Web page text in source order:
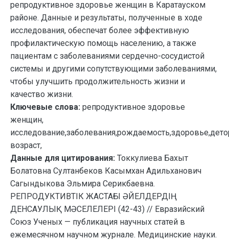
репродуктивное здоровье женщин в Каратауском
районе. Данные и результаты, полученные в ходе
исследования, обеспечат более эффективную
профилактическую помощь населению, а также
пациентам с заболеваниями сердечно-сосудистой
системы и другими сопутствующими заболеваниями,
чтобы улучшить продолжительность жизни и
качество жизни.
Ключевые слова: репродуктивное здоровье
женщин,
возраст,
Данные для цитирования: Токкулиева Бахыт
Болатовна Султанбеков Касымхан Адильханович
Сагындыкова Эльмира Серикбаевна.
РЕПРОДУКТИВТІК ЖАСТАҒЫ ӘЙЕЛДЕРДІҢ
ДЕНСАУЛЫҚ МӘСЕЛЕЛЕРІ (42-43) // Евразийский
Союз Ученых — публикация научных статей в
ежемесячном научном журнале. Медицинские науки.